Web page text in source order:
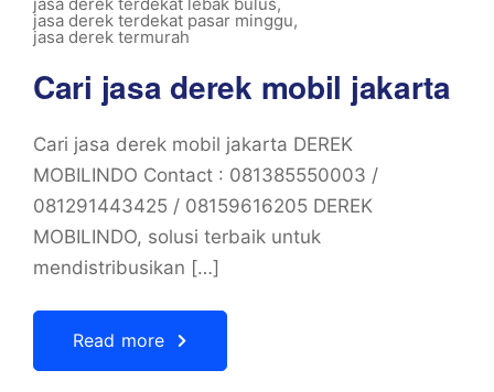
jasa derek terdekat pasar minggu,
jasa derek termurah
Cari jasa derek mobil jakarta
Cari jasa derek mobil jakarta DEREK
MOBILINDO Contact : 081385550003 /
081291443425 / 08159616205 DEREK
MOBILINDO, solusi terbaik untuk
mendistribusikan […]
Read more